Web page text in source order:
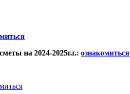
на 2024-2025г.г.: ознакомиться